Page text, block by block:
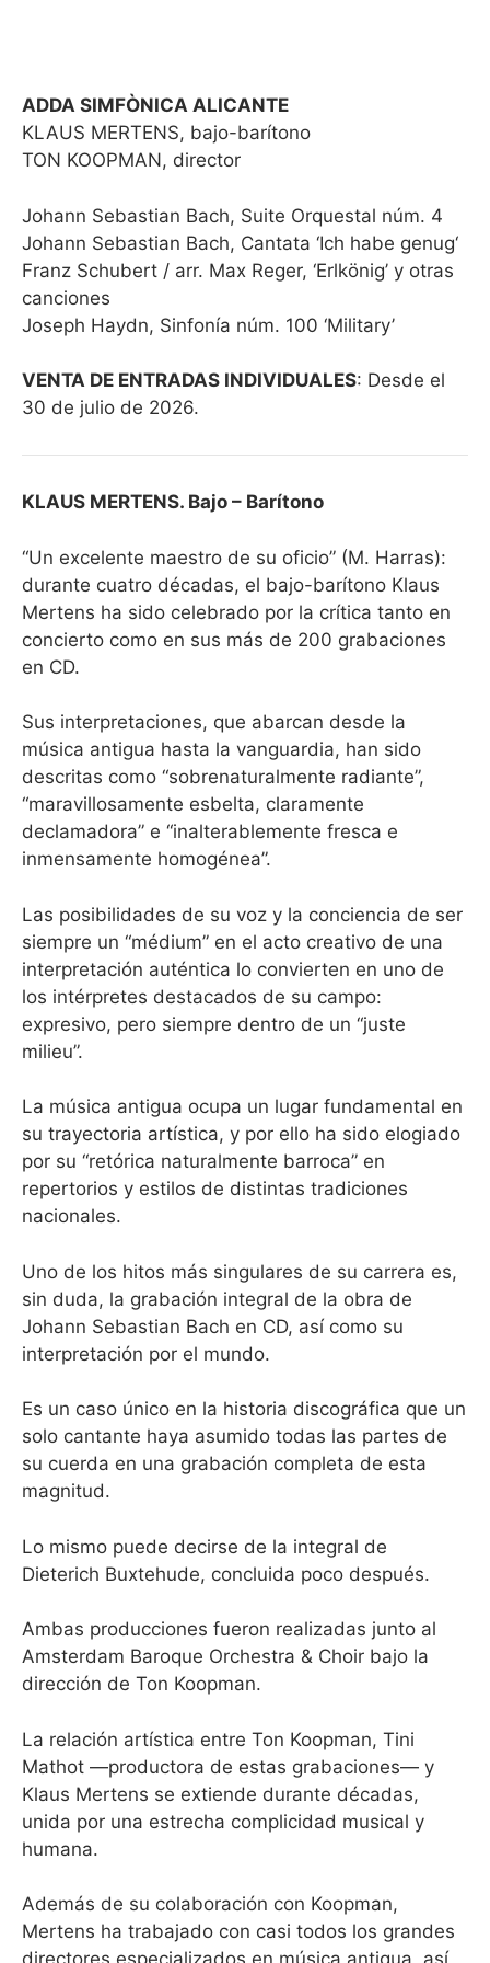
ADDA SIMFÒNICA ALICANTE
KLAUS MERTENS, bajo-barítono
TON KOOPMAN, director
Johann Sebastian Bach, Suite Orquestal núm. 4
Johann Sebastian Bach, Cantata ‘Ich habe genug‘
Franz Schubert / arr. Max Reger, ‘Erlkönig’ y otras
canciones
Joseph Haydn, Sinfonía núm. 100 ‘Military’
VENTA DE ENTRADAS INDIVIDUALES: Desde el
30 de julio de 2026.
KLAUS MERTENS. Bajo – Barítono
“Un excelente maestro de su oficio” (M. Harras):
durante cuatro décadas, el bajo-barítono Klaus
Mertens ha sido celebrado por la crítica tanto en
concierto como en sus más de 200 grabaciones
en CD.
Sus interpretaciones, que abarcan desde la
música antigua hasta la vanguardia, han sido
descritas como “sobrenaturalmente radiante”,
“maravillosamente esbelta, claramente
declamadora” e “inalterablemente fresca e
inmensamente homogénea”.
Las posibilidades de su voz y la conciencia de ser
siempre un “médium” en el acto creativo de una
interpretación auténtica lo convierten en uno de
los intérpretes destacados de su campo:
expresivo, pero siempre dentro de un “juste
milieu”.
La música antigua ocupa un lugar fundamental en
su trayectoria artística, y por ello ha sido elogiado
por su “retórica naturalmente barroca” en
repertorios y estilos de distintas tradiciones
nacionales.
Uno de los hitos más singulares de su carrera es,
sin duda, la grabación integral de la obra de
Johann Sebastian Bach en CD, así como su
interpretación por el mundo.
Es un caso único en la historia discográfica que un
solo cantante haya asumido todas las partes de
su cuerda en una grabación completa de esta
magnitud.
Lo mismo puede decirse de la integral de
Dieterich Buxtehude, concluida poco después.
Ambas producciones fueron realizadas junto al
Amsterdam Baroque Orchestra & Choir bajo la
dirección de Ton Koopman.
La relación artística entre Ton Koopman, Tini
Mathot —productora de estas grabaciones— y
Klaus Mertens se extiende durante décadas,
unida por una estrecha complicidad musical y
humana.
Además de su colaboración con Koopman,
Mertens ha trabajado con casi todos los grandes
directores especializados en música antigua, así